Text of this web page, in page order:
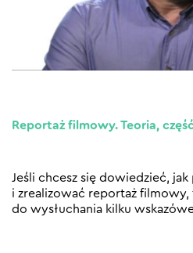
Reportaż filmowy. Teoria,
Jeśli chcesz się dowiedzieć,
i zrealizować reportaż filmowy,
do wysłuchania kilku